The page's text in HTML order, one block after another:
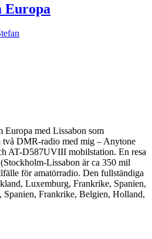
Europa
Europa med Lissabon som
två DMR-radio med mig – Anytone
AT-D587UVIII mobilstation. En resa
Lissabon är ca 350 mil
för amatörradio. Den fullständiga
Luxemburg, Frankrike, Spanien,
Spanien, Frankrike, Belgien, Holland,